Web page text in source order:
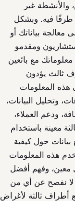
غير
طرفًا فيه. وبشكل
معالجة بياناتك أو
ومقدمو
مع بائعين
ثالث يؤدون
هذه المعلومات
وتحليل البيانات،
ودعم العملاء،
معينة باستخدام
بيانات حول كيفية
هذه المعلومات
معين، وفهم أفضل
لا نفصح عن أي من
أطراف ثالثة لأغراض